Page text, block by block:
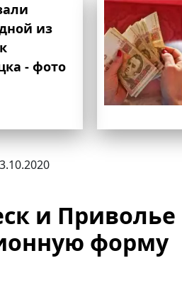
из
- фото
и Приволье
форму